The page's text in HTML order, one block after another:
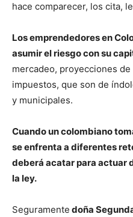
hace comparecer, los cita,
Los emprendedores en
asumir el riesgo con su
mercadeo, proyecciones
impuestos, que son de
y municipales.
Cuando un colombiano
se enfrenta a diferentes
deberá acatar para actuar
la ley.
Seguramente doña